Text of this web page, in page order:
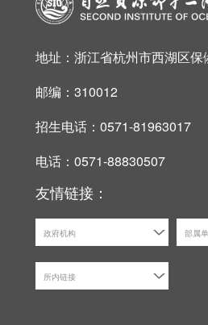
地址：浙江省杭州市西湖区保
邮编：310012
招生电话：0571-81963017
电话：0571-88830507
友情链接：
政府机构 部属
所内链接